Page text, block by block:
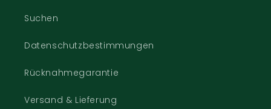
Suchen
Datenschutzbestimmungen
Rücknahmegarantie
Versand & Lieferung